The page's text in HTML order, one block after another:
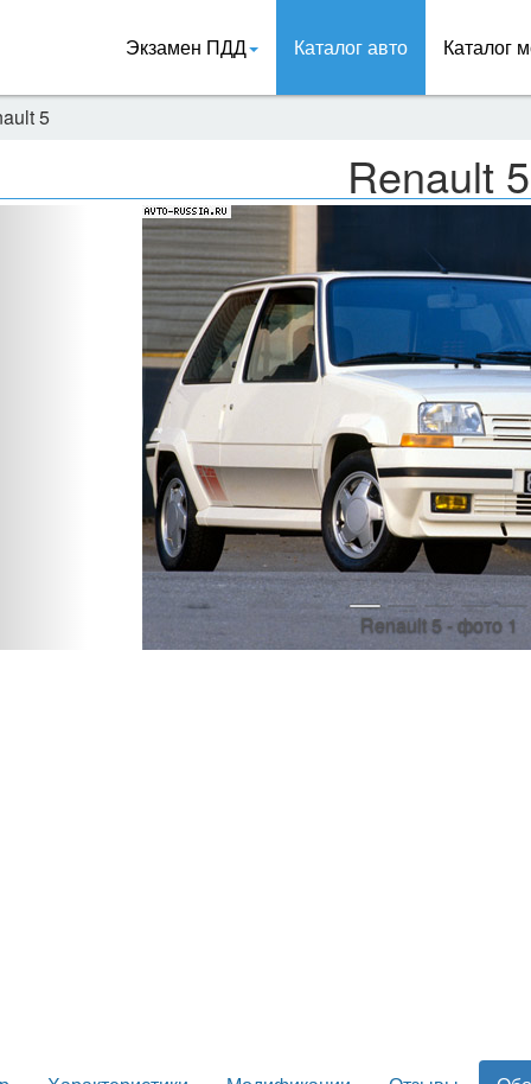
Экзамен ПДД Каталог авто Каталог
5
Renault 5
Renault 5 - фото 1